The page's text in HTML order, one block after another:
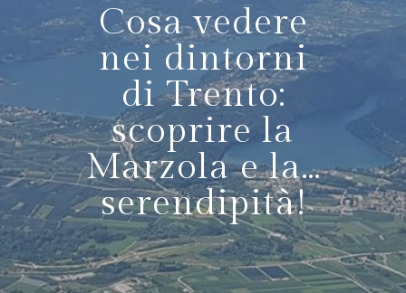
Cosa vedere
nei dintorni
di Trento:
scoprire la
Marzola e la…
serendipità!